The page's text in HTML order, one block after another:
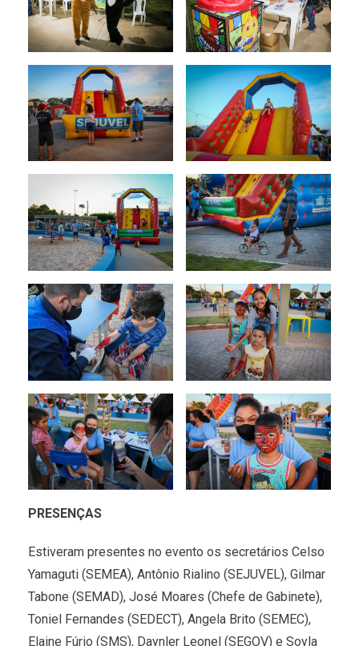
PRESENÇAS
Estiveram presentes no evento os secretários Celso
Yamaguti (SEMEA), Antônio Rialino (SEJUVEL), Gilmar
Tabone (SEMAD), José Moares (Chefe de Gabinete),
Toniel Fernandes (SEDECT), Angela Brito (SEMEC),
Elaine Fúrio (SMS), Daynler Leonel (SEGOV) e Soyla